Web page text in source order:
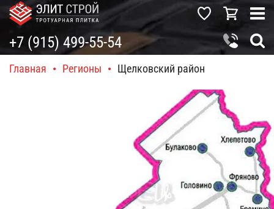
+7 (915) 499-55-54
Главная • Регионы • Щелковский район